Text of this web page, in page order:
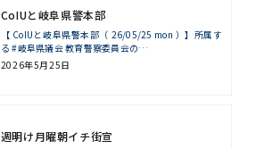
CoIUと岐阜県警本部
【 CoIUと岐阜県警本部（ 26/05/25 mon ）】所属す
る #岐阜県議会 教育警察委員会の…
2026年5月25日
週明け月曜朝イチ街宣